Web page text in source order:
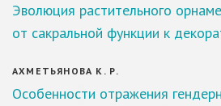
Эволюция растительного
от сакральной функции к
АХМЕТЬЯНОВА К. Р.
Особенности отражения